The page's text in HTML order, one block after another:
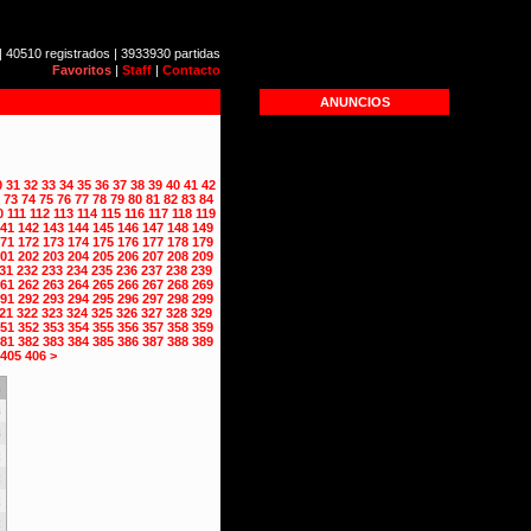
40510 registrados | 3933930 partidas
Favoritos | Staff | Contacto
31 32 33 34 35 36 37 38 39 40 41 42
73 74 75 76 77 78 79 80 81 82 83 84
111 112 113 114 115 116 117 118 119
142 143 144 145 146 147 148 149
172 173 174 175 176 177 178 179
202 203 204 205 206 207 208 209
232 233 234 235 236 237 238 239
262 263 264 265 266 267 268 269
292 293 294 295 296 297 298 299
322 323 324 325 326 327 328 329
352 353 354 355 356 357 358 359
382 383 384 385 386 387 388 389
405 406 >
ANUNCIOS